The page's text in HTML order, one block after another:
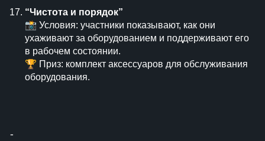
“Чистота и порядок”
📸 Условия: участники показывают, как они
ухаживают за оборудованием и поддерживают его
в рабочем состоянии.
🏆 Приз: комплект аксессуаров для обслуживания
оборудования.
⁃